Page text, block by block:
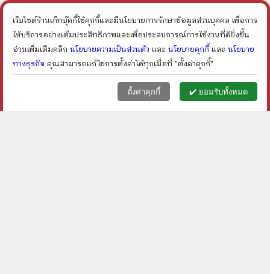
ราคา ฿100
ลดเหลือ ฿80 ลด20%
shopping_cart
ราคา ฿150
ลดเหลือ ฿113 ลด24%
shopping_cart
ตะกร้า (0 faceเมนูลูกค้า
เว็บไซต์ร้านเก็ทบุ๊คกี้ใช้คุกกี้และมีนโยบายการรักษาข้อมูลส่วนบุคคล เพื่อการ
ให้บริการอย่างเต็มประสิทธิภาพและเพื่อประสบการณ์การใช้งานที่ดียิ่งขึ้น
อ่านเพิ่มเติมคลิก นโยบายความเป็นส่วนตัว และ นโยบายคุกกี้ และ นโยบาย
ทางธุรกิจ คุณสามารถแก้ไขการตั้งค่าได้ทุกเมื่อที่ "ตั้งค่าคุกกี้"
ตั้งค่าคุกกี้ ✔️ ยอมรับทั้งหมด